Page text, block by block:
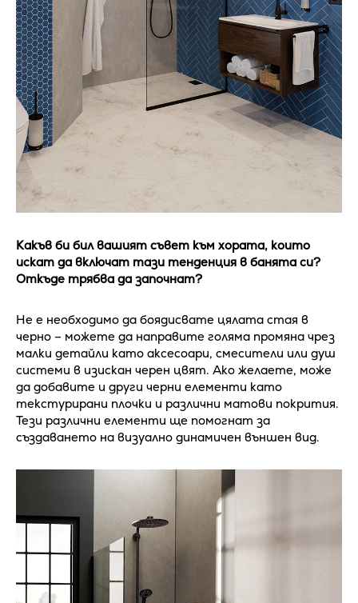
Какъв би бил вашият съвет към хората, които
искат да включат тази тенденция в банята си?
Откъде трябва да започнат?
Не е необходимо да боядисвате цялата стая в
черно – можете да направите голяма промяна чрез
малки детайли като аксесоари, смесители или душ
системи в изискан черен цвят. Ако желаете, може
да добавите и други черни елементи като
текстурирани плочки и различни матови покрития.
Тези различни елементи ще помогнат за
създаването на визуално динамичен външен вид.